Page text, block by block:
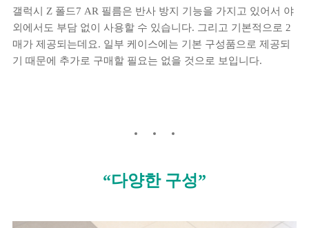
갤럭시 Z 폴드7 AR 필름은 반사 방지 기능을 가지고 있어서 야
외에서도 부담 없이 사용할 수 있습니다. 그리고 기본적으로 2
매가 제공되는데요. 일부 케이스에는 기본 구성품으로 제공되
기 때문에 추가로 구매할 필요는 없을 것으로 보입니다.
“다양한 구성”